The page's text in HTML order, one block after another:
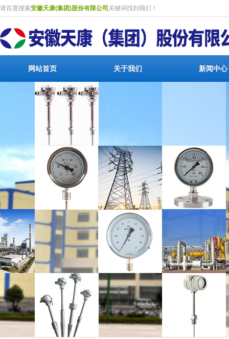
请百度搜索安徽天康(集团)股份有限公司 关键词找到我们！
网站首页 关于我们 新闻中心